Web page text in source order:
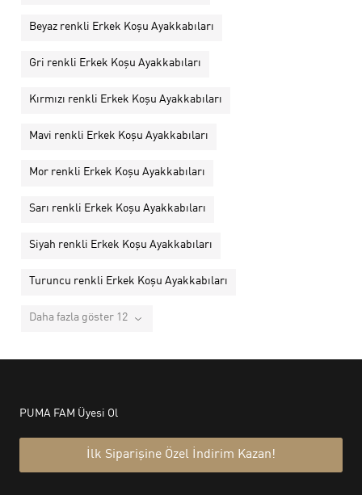
Beyaz renkli Erkek Koşu Ayakkabıları
Gri renkli Erkek Koşu Ayakkabıları
Kırmızı renkli Erkek Koşu Ayakkabıları
Mavi renkli Erkek Koşu Ayakkabıları
Mor renkli Erkek Koşu Ayakkabıları
Sarı renkli Erkek Koşu Ayakkabıları
Siyah renkli Erkek Koşu Ayakkabıları
Turuncu renkli Erkek Koşu Ayakkabıları
Daha fazla göster 12